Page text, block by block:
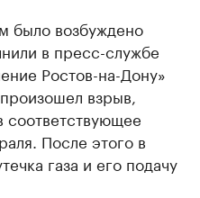
было возбуждено
в пресс-службе
Ростов-на-Дону»
взрыв,
соответствующее
После этого в
газа и его подачу